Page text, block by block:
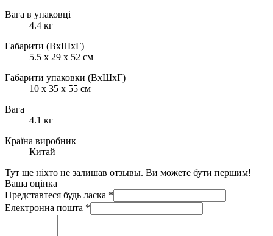
Вага в упаковці
4.4 кг
Габарити (ВхШхГ)
5.5 x 29 x 52 см
Габарити упаковки (ВхШхГ)
10 х 35 х 55 см
Вага
4.1 кг
Країна виробник
Китай
Тут ще ніхто не залишав отзывы. Ви можете бути першим!
Ваша оцінка
Представтеся будь ласка *
Електронна пошта *